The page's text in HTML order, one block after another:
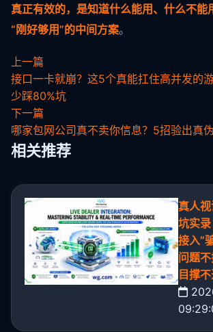
真正有效的，是知道什么能用、什么不能
“刚好够用”的中间方案。
上一篇
接口一卡就崩？这5个真能扛住高并发的
少踩80%坑
下一篇
哪家包网公司真不卖你信息？5招验出真伪
相关推荐
真人
坑实
接入”
问题
目撑